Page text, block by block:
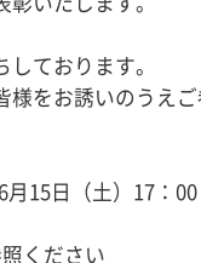
ております。
をお誘いのうえ
15日（土）17：00